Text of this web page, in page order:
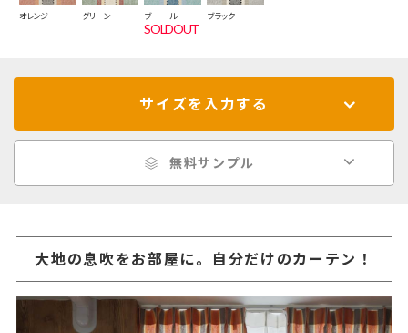
オレンジ グリーン ブルー
SOLDOUT
ブラック
サイズを入力する
無料サンプル
大地の息吹をお部屋に。自分だけのカーテン！